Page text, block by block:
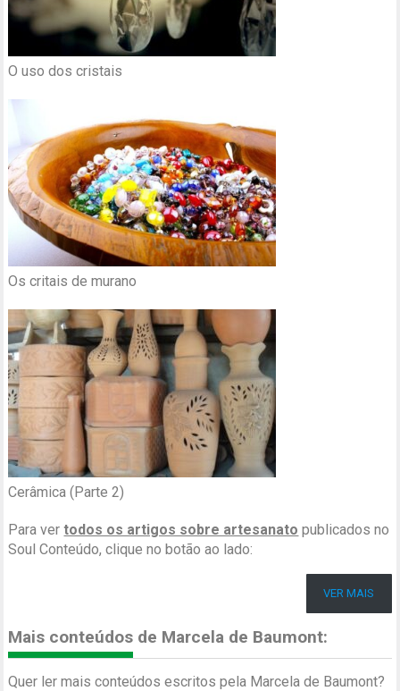
O uso dos cristais
Os critais de murano
Cerâmica (Parte 2)
Para vertodos os artigos sobre artesanato publicados no
Soul Conteúdo, clique no botão ao lado:
VER MAIS
Mais conteúdos de Marcela de Baumont:
Quer ler mais conteúdos escritos pela Marcela de Baumont?